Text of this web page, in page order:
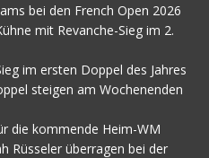
bei den French Open 2026
mit Revanche-Sieg im 2.
im ersten Doppel des Jahres
steigen am Wochenenden
die kommende Heim-WM
Rüsseler überragen bei der